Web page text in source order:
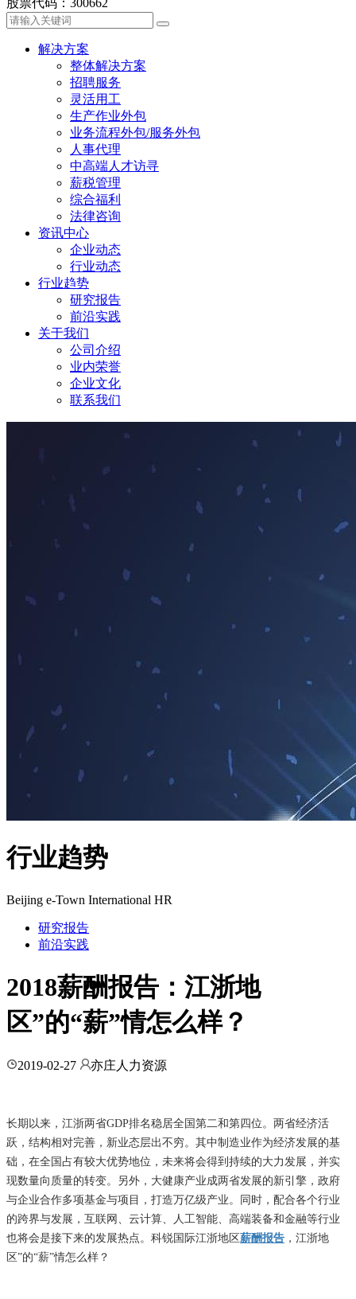
解决方案
整体解决方案
招聘服务
灵活用工
生产作业外包
业务流程外包/服务外包
人事代理
中高端人才访寻
薪税管理
综合福利
法律咨询
资讯中心
企业动态
行业动态
行业趋势
研究报告
前沿实践
关于我们
公司介绍
业内荣誉
企业文化
联系我们
行业趋势
Beijing e-Town International HR
研究报告
前沿实践
2018薪酬报告：江浙地
区”的“薪”情怎么样？
2019-02-27 亦庄人力资源
长期以来，江浙两省GDP排名稳居全国第二和第四位。两省经济活
跃，结构相对完善，新业态层出不穷。其中制造业作为经济发展的基
础，在全国占有较大优势地位，未来将会得到持续的大力发展，并实
现数量向质量的转变。另外，大健康产业成两省发展的新引擎，政府
与企业合作多项基金与项目，打造万亿级产业。同时，配合各个行业
的跨界与发展，互联网、云计算、人工智能、高端装备和金融等行业
也将会是接下来的发展热点。科锐国际江浙地区薪酬报告 ，江浙地
区”的“薪”情怎么样？